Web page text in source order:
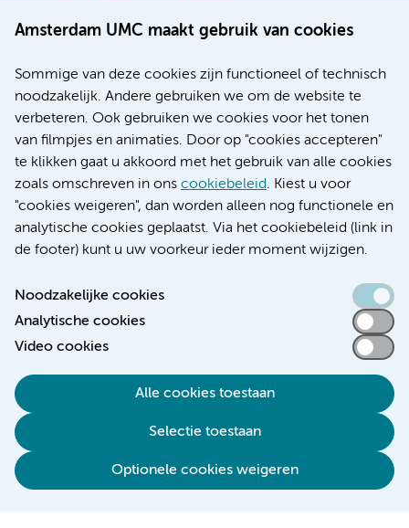
Amsterdam UMC maakt gebruik van cookies
Sommige van deze cookies zijn functioneel of technisch
noodzakelijk. Andere gebruiken we om de website te
verbeteren. Ook gebruiken we cookies voor het tonen
van filmpjes en animaties. Door op "cookies accepteren"
te klikken gaat u akkoord met het gebruik van alle cookies
zoals omschreven in ons cookiebeleid. Kiest u voor
"cookies weigeren", dan worden alleen nog functionele en
analytische cookies geplaatst. Via het cookiebeleid (link in
de footer) kunt u uw voorkeur ieder moment wijzigen.
Noodzakelijke cookies
Analytische cookies
Video cookies
Alle cookies toestaan
Selectie toestaan
Optionele cookies weigeren
Werken bij Amsterdam UMC
Nieuws
Research
Educatie locatie AMC
Educatie locatie VUmc
Verwijzen & diagnostiek
Toegankelijkheidsverklaring
Responsible disclosure